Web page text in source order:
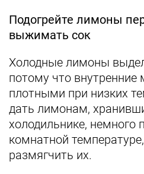
Подогрейте лимоны
выжимать сок
Холодные лимоны
потому что
плотными при низких
дать лимонам,
холодильнике, немного
комнатной
размягчить их.